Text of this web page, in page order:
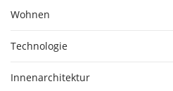
Wohnen
Technologie
Innenarchitektur